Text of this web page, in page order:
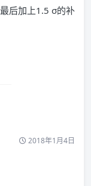
后加上1.5 σ的补
2018年1月4日